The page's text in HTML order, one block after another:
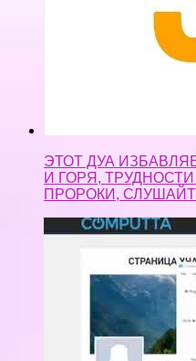
ЭТОТ ДУА
И ГОРЯ,
ПРОРОКИ,